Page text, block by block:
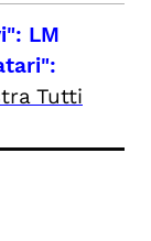
LM
Tutti